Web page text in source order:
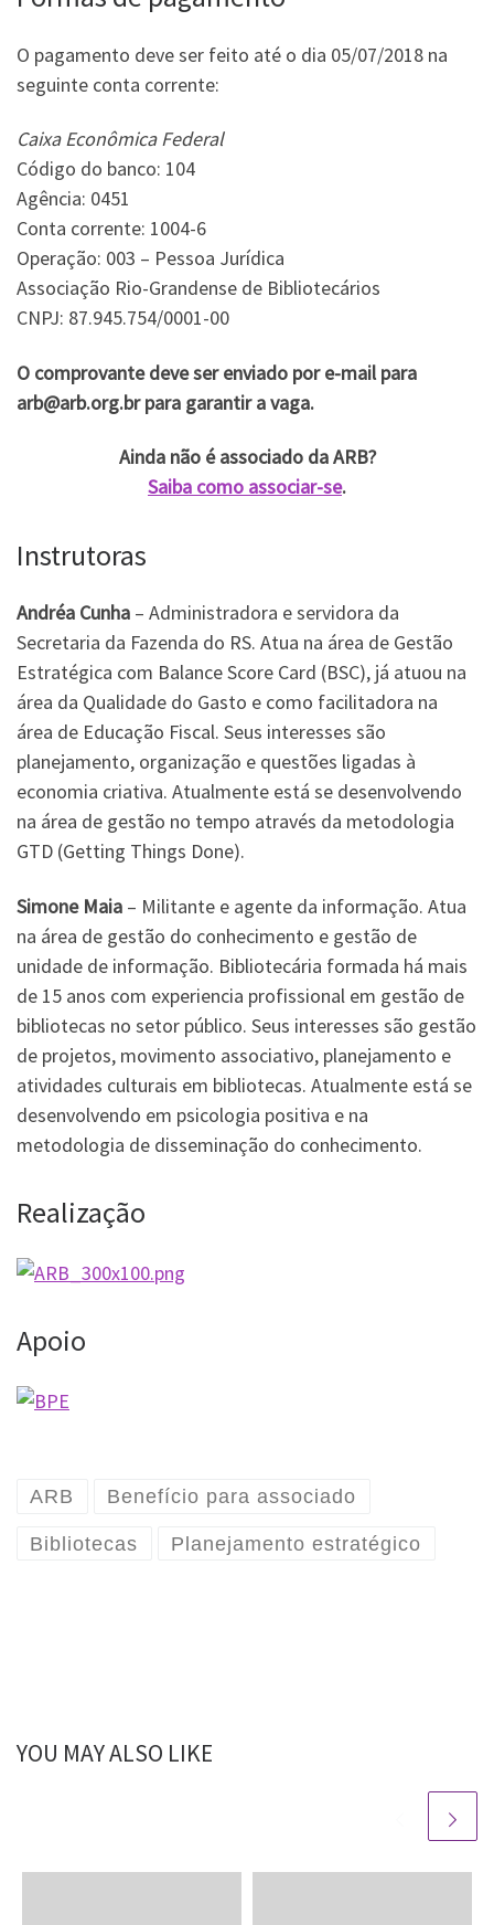
O pagamento deve ser feito até o dia 05/07/2018 na
seguinte conta corrente:
Caixa Econômica Federal
Código do banco: 104
Agência: 0451
Conta corrente: 1004-6
Operação: 003 – Pessoa Jurídica
Associação Rio-Grandense de Bibliotecários
CNPJ: 87.945.754/0001-00
O comprovante deve ser enviado por e-mail para
arb@arb.org.br para garantir a vaga.
Ainda não é associado da ARB?
Saiba como associar-se.
Instrutoras
Andréa Cunha – Administradora e servidora da
Secretaria da Fazenda do RS. Atua na área de Gestão
Estratégica com Balance Score Card (BSC), já atuou na
área da Qualidade do Gasto e como facilitadora na
área de Educação Fiscal. Seus interesses são
planejamento, organização e questões ligadas à
economia criativa. Atualmente está se desenvolvendo
na área de gestão no tempo através da metodologia
GTD (Getting Things Done).
Simone Maia – Militante e agente da informação. Atua
na área de gestão do conhecimento e gestão de
unidade de informação. Bibliotecária formada há mais
de 15 anos com experiencia profissional em gestão de
bibliotecas no setor público. Seus interesses são gestão
de projetos, movimento associativo, planejamento e
atividades culturais em bibliotecas. Atualmente está se
desenvolvendo em psicologia positiva e na
metodologia de disseminação do conhecimento.
Realização
Apoio
ARB Benefício para associado
Bibliotecas Planejamento estratégico
YOU MAY ALSO LIKE